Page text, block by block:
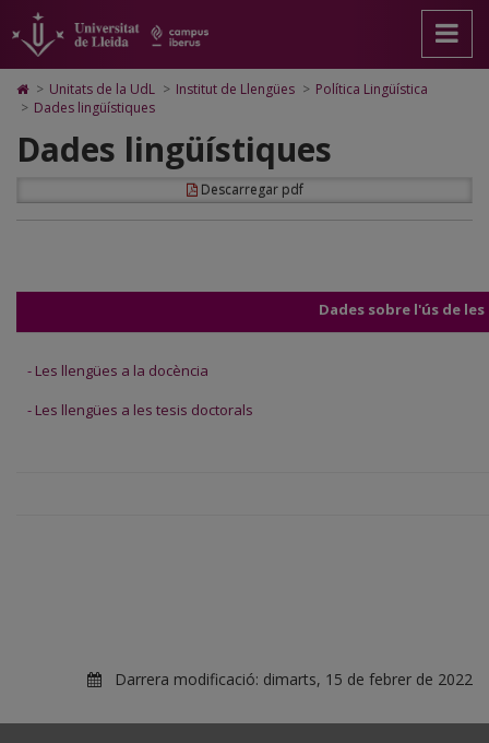
Dades
lingüístiques
pàgina
principal.
Universitat
Lleida
contingut
principal
pàgina
Mapa
Web.
Universitat
Lleida
Cerca
Accessibilitat.
Universitat
Lleida
Icono
de
para
ir
la
página
> Unitats de la UdL > Institut de Llengües > Política Lingüística
> Dades lingüístiques
Dades lingüístiques
Descarregar pdf
Dades sobre l'ús de
- Les llengües a la docència
- Les llengües a les tesis doctorals
Darrera modificació: dimarts, 15 de febrer de 2022